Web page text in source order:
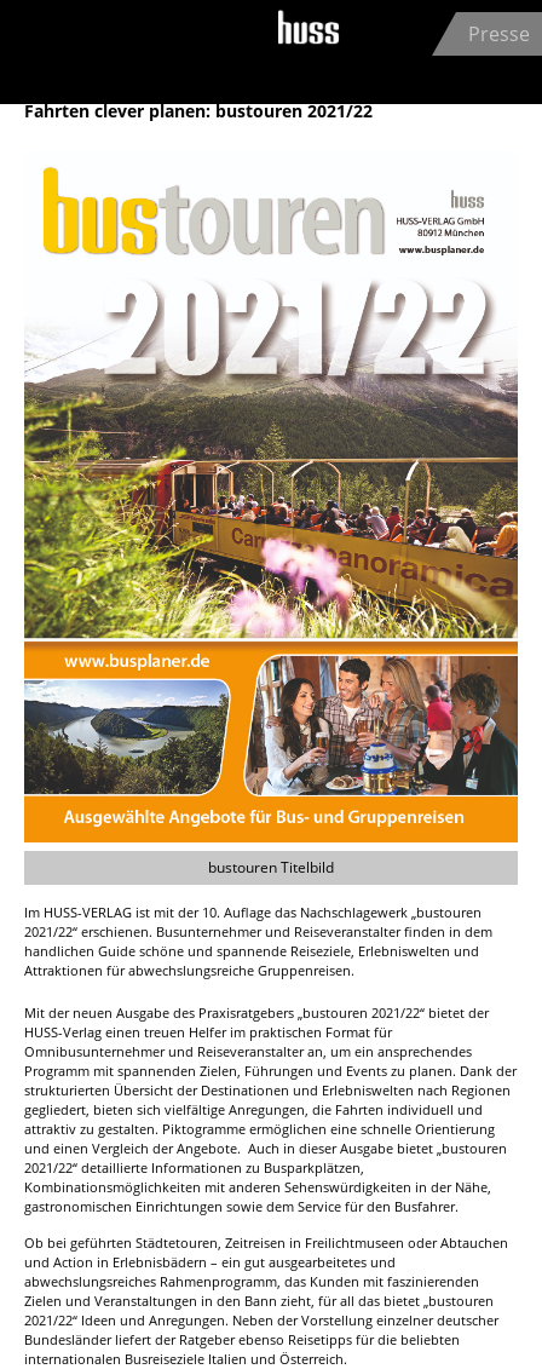
Jump to navigation
Presse
Fahrten clever planen: bustouren 2021/22
bustouren Titelbild
Im HUSS-VERLAG ist mit der 10. Auflage das Nachschlagewerk „bustouren
2021/22“ erschienen. Busunternehmer und Reiseveranstalter finden in dem
handlichen Guide schöne und spannende Reiseziele, Erlebniswelten und
Attraktionen für abwechslungsreiche Gruppenreisen.
Mit der neuen Ausgabe des Praxisratgebers „bustouren 2021/22“ bietet der
HUSS-Verlag einen treuen Helfer im praktischen Format für
Omnibusunternehmer und Reiseveranstalter an, um ein ansprechendes
Programm mit spannenden Zielen, Führungen und Events zu planen. Dank der
strukturierten Übersicht der Destinationen und Erlebniswelten nach Regionen
gegliedert, bieten sich vielfältige Anregungen, die Fahrten individuell und
attraktiv zu gestalten. Piktogramme ermöglichen eine schnelle Orientierung
und einen Vergleich der Angebote. Auch in dieser Ausgabe bietet „bustouren
2021/22“ detaillierte Informationen zu Busparkplätzen,
Kombinationsmöglichkeiten mit anderen Sehenswürdigkeiten in der Nähe,
gastronomischen Einrichtungen sowie dem Service für den Busfahrer.
Ob bei geführten Städtetouren, Zeitreisen in Freilichtmuseen oder Abtauchen
und Action in Erlebnisbädern – ein gut ausgearbeitetes und
abwechslungsreiches Rahmenprogramm, das Kunden mit faszinierenden
Zielen und Veranstaltungen in den Bann zieht, für all das bietet „bustouren
2021/22“ Ideen und Anregungen. Neben der Vorstellung einzelner deutscher
Bundesländer liefert der Ratgeber ebenso Reisetipps für die beliebten
internationalen Busreiseziele Italien und Österreich.